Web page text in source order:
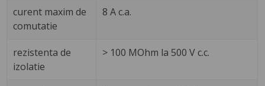
curent maxim de
comutatie
8 A c.a.
rezistenta de
izolatie
> 100 MOhm la 500 V c.c.